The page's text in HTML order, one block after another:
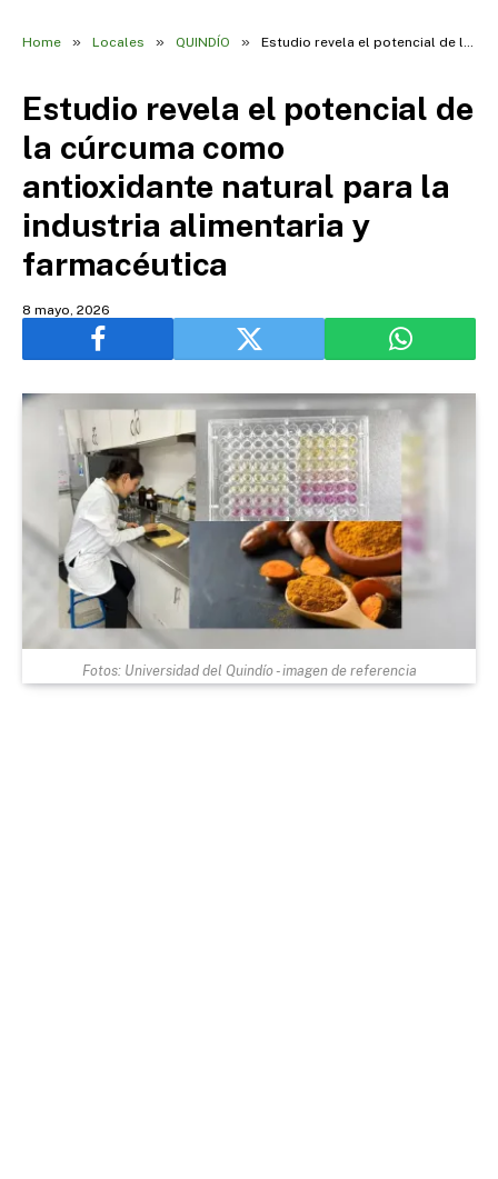
Home » Locales » QUINDÍO » Estudio revela el potencial de la cúrcuma como antioxidante natural para la industria alimentaria y farmacéutica
Estudio revela el potencial de
la cúrcuma como
antioxidante natural para la
industria alimentaria y
farmacéutica
8 mayo, 2026
Fotos: Universidad del Quindío - imagen de referencia